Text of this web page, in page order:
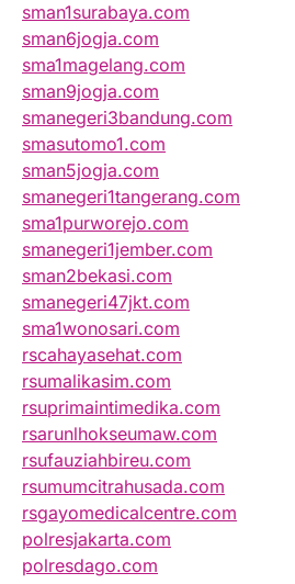
sman1surabaya.com
sman6jogja.com
sma1magelang.com
sman9jogja.com
smanegeri3bandung.com
smasutomo1.com
sman5jogja.com
smanegeri1tangerang.com
sma1purworejo.com
smanegeri1jember.com
sman2bekasi.com
smanegeri47jkt.com
sma1wonosari.com
rscahayasehat.com
rsumalikasim.com
rsuprimaintimedika.com
rsarunlhokseumaw.com
rsufauziahbireu.com
rsumumcitrahusada.com
rsgayomedicalcentre.com
polresjakarta.com
polresdago.com